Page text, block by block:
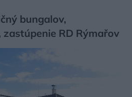
bungalov,
zastúpenie RD Rýmařov